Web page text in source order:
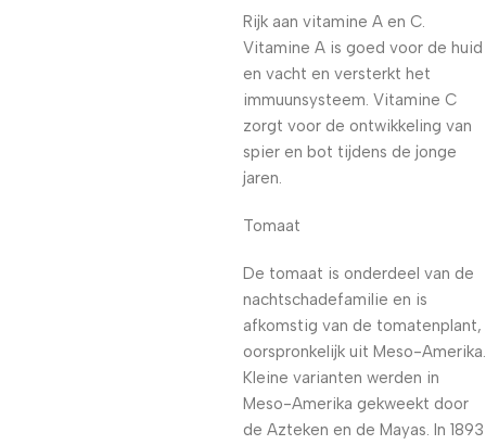
Rijk aan vitamine A en C.
Vitamine A is goed voor de huid
en vacht en versterkt het
immuunsysteem. Vitamine C
zorgt voor de ontwikkeling van
spier en bot tijdens de jonge
jaren.
Tomaat
De tomaat is onderdeel van de
nachtschadefamilie en is
afkomstig van de tomatenplant,
oorspronkelijk uit Meso-Amerika.
Kleine varianten werden in
Meso-Amerika gekweekt door
de Azteken en de Mayas. In 1893